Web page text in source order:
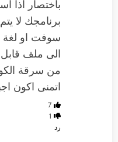
برنامجك لا
سوفت او لغة
الى ملف قابل
من سرقة
اتمنى اكون
7
1
رد